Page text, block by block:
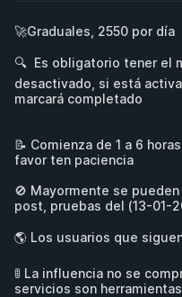
🚀Graduales, 2550 por día
🔍  Es obligatorio tener el
desactivado, si está
marcará completado
📝 Comienza de 1 a 6
favor ten paciencia
🚫 Mayormente se
post, pruebas del (13-01-
🌎 Los usuarios que
🚦 La influencia no se
servicios son